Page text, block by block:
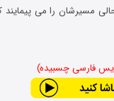
مسیرشان را می پیمایند
فارسی چسبیده)